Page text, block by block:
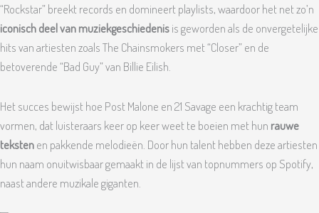
“Rockstar” breekt records en domineert playlists, waardoor het net zo’n
iconisch deel van muziekgeschiedenisis geworden als de onvergetelijke
hits van artiesten zoals The Chainsmokers met “Closer” en de
betoverende “Bad Guy” van Billie Eilish.
Het succes bewijst hoe Post Malone en 21 Savage een krachtig team
vormen, dat luisteraars keer op keer weet te boeien met hun rauwe
tekstenen pakkende melodieën. Door hun talent hebben deze artiesten
hun naam onuitwisbaar gemaakt in de lijst van topnummers op Spotify,
naast andere muzikale giganten.